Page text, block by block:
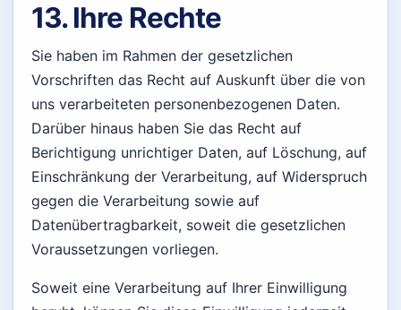
13. Ihre Rechte
Sie haben im Rahmen der gesetzlichen
Vorschriften das Recht auf Auskunft über die von
uns verarbeiteten personenbezogenen Daten.
Darüber hinaus haben Sie das Recht auf
Berichtigung unrichtiger Daten, auf Löschung, auf
Einschränkung der Verarbeitung, auf Widerspruch
gegen die Verarbeitung sowie auf
Datenübertragbarkeit, soweit die gesetzlichen
Voraussetzungen vorliegen.
Soweit eine Verarbeitung auf Ihrer Einwilligung